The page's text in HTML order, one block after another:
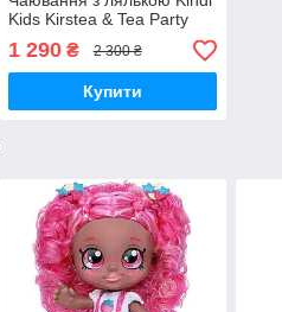
Kids Kirstea & Tea Party
Set 50253 Moose Toys
Оригінал
1 290₴ 2 300 ₴
Купити